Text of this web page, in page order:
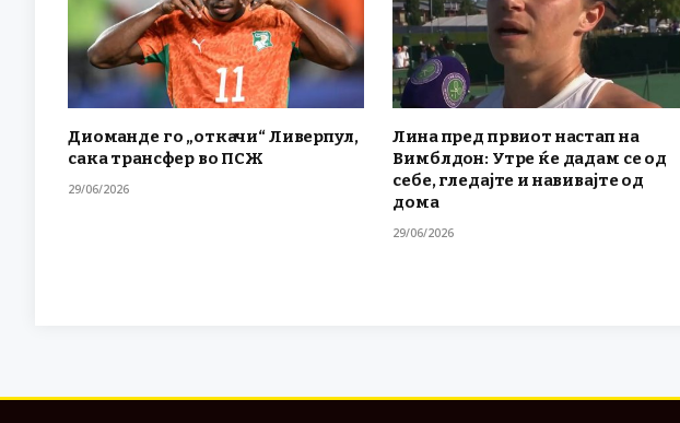
Диоманде го „откачи“ Ливерпул,
сака трансфер во ПСЖ
29/06/2026
Лина пред првиот настап на
Вимблдон: Утре ќе дадам се од
себе, гледајте и навивајте од
дома
29/06/2026